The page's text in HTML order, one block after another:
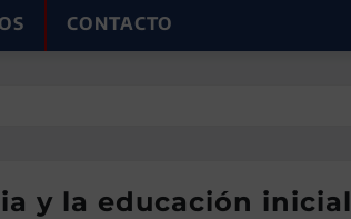
CONTACTO
y la educación inicial